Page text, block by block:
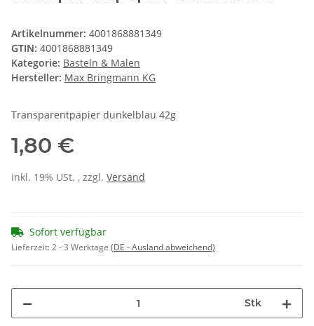
Artikelnummer: 4001868881349
GTIN: 4001868881349
Kategorie: Basteln & Malen
Hersteller: Max Bringmann KG
Transparentpapier dunkelblau 42g
1,80 €
inkl. 19% USt. , zzgl. Versand
Sofort verfügbar
Lieferzeit:2 - 3 Werktage (DE - Ausland abweichend)
Stk